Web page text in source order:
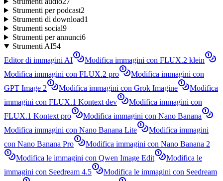
Strumenti per podcast2
Strumenti di download1
Strumenti social9
Strumenti per annunci6
Strumenti AI54
Editor di immagini AI
Modifica immagini con FLUX.2 klein
Modifica immagini con FLUX.2 pro
Modifica immagini con
GPT Image 2
Modifica immagini con Grok Imagine
Modifica
immagini con FLUX.1 Kontext dev
Modifica immagini con
FLUX.1 Kontext pro
Modifica immagini con Nano Banana
Modifica immagini con Nano Banana Lite
Modifica immagini
con Nano Banana Pro
Modifica immagini con Nano Banana 2
Modifica le immagini con Qwen Image Edit
Modifica le
immagini con Seedream 4.5
Modifica le immagini con Seedream